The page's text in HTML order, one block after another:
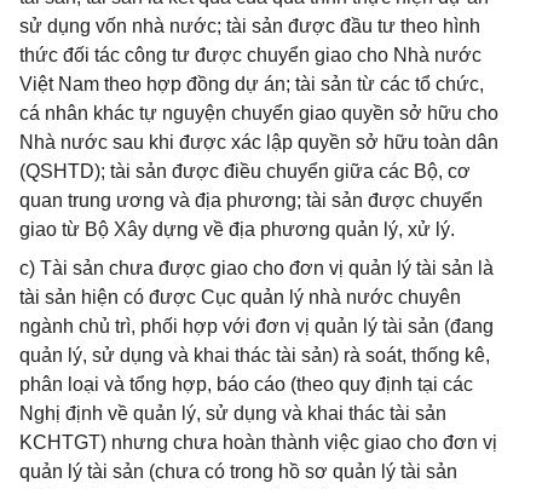
sử dụng vốn nhà nước; tài sản được đầu tư theo hình
thức đối tác công tư được chuyển giao cho Nhà nước
Việt Nam theo hợp đồng dự án; tài sản từ các tổ chức,
cá nhân khác tự nguyện chuyển giao quyền sở hữu cho
Nhà nước sau khi được xác lập quyền sở hữu toàn dân
(QSHTD); tài sản được điều chuyển giữa các Bộ, cơ
quan trung ương và địa phương; tài sản được chuyển
giao từ Bộ Xây dựng về địa phương quản lý, xử lý.
c) Tài sản chưa được giao cho đơn vị quản lý tài sản là
tài sản hiện có được Cục quản lý nhà nước chuyên
ngành chủ trì, phối hợp với đơn vị quản lý tài sản (đang
quản lý, sử dụng và khai thác tài sản) rà soát, thống kê,
phân loại và tổng hợp, báo cáo (theo quy định tại các
Nghị định về quản lý, sử dụng và khai thác tài sản
KCHTGT) nhưng chưa hoàn thành việc giao cho đơn vị
quản lý tài sản (chưa có trong hồ sơ quản lý tài sản